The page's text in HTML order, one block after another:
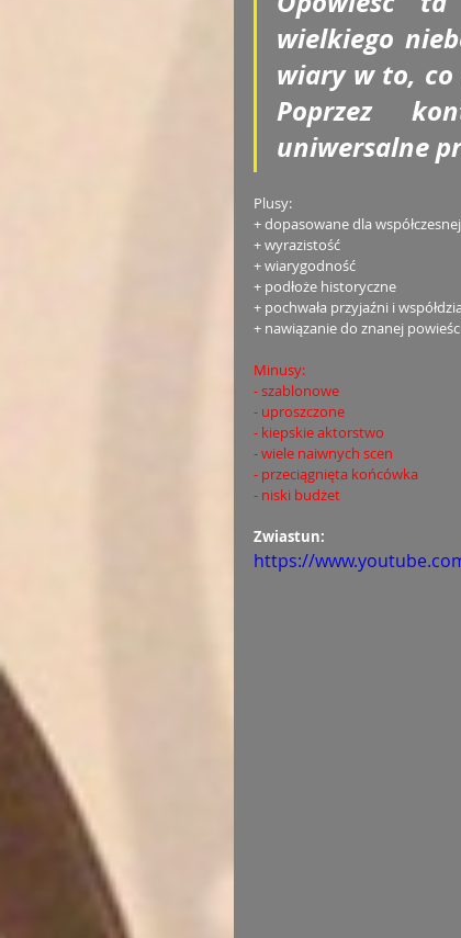
wielkiego
wiary w to, co
Poprzez
uniwersalne
Plusy:
+ dopasowane dla
+ wyrazistość
+ wiarygodność
+ podłoże historyczne
+ pochwała przyjaźni i
+ nawiązanie do znanej
Minusy:
- szablonowe
- uproszczone
- kiepskie aktorstwo
- wiele naiwnych scen
- przeciągnięta końcówka
- niski budżet
Zwiastun:
https://